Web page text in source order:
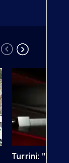
Turrini: "In